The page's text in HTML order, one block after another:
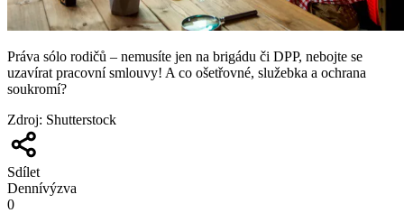
Práva sólo rodičů – nemusíte jen na brigádu či DPP, nebojte se
uzavírat pracovní smlouvy! A co ošetřovné, služebka a ochrana
soukromí?
Zdroj: Shutterstock
Sdílet
Dennívýzva
0